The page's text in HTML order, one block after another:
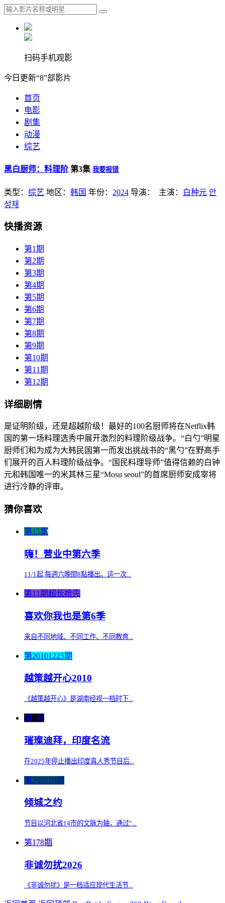
扫码手机观影
今日更新“8”部影片
首页
电影
剧集
动漫
综艺
黑白厨师：料理阶第3集 我要报错
类型： 综艺 地区： 韩国 年份： 2024 导演： 主演： 白种元 안
성재
快播资源
第1期
第2期
第3期
第4期
第5期
第6期
第7期
第8期
第9期
第10期
第11期
第12期
详细剧情
是证明阶级，还是超越阶级！最好的100名厨师将在Netflix韩
国的第一场料理选秀中展开激烈的料理阶级战争。“白勺”明星
厨师们和为成为大韩民国第一而发出挑战书的“黑勺”在野高手
们展开的百人料理阶级战争。“国民料理导师”值得信赖的白钟
元和韩国唯一的米其林三星“Mosu seoul”的首席厨师安成宰将
进行冷静的评审。
猜你喜欢
第15集
嗨！营业中第六季
11/1起,每週六晚間8點播出。這一次...
第11期超长抢先
喜欢你我也是第6季
来自不同地域、不同工作、不同教育...
第20101225期
越策越开心2010
《越策越开心》是湖南经视一档时下...
第7期
璀璨迪拜，印度名流
在2025年停止播出印度真人秀节目后...
第260510期
倾城之约
节目以河北省14市的文脉为轴，通过“...
第178期
非诚勿扰2026
《非诚勿扰》是一档适应现代生活节...